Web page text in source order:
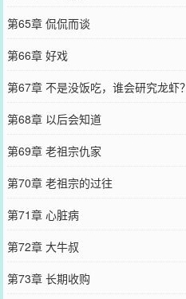
第65章 侃侃而谈
第66章 好戏
第67章 不是没饭吃，谁会研究龙虾？
第68章 以后会知道
第69章 老祖宗仇家
第70章 老祖宗的过往
第71章 心脏病
第72章 大牛叔
第73章 长期收购